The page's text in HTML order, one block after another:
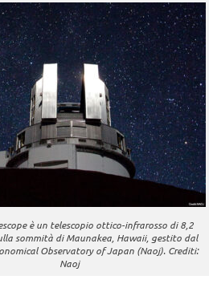
è un telescopio ottico-infrarosso di 8,2
sommità di Maunakea, Hawaii, gestito dal
Observatory of Japan (Naoj). Crediti:
Naoj